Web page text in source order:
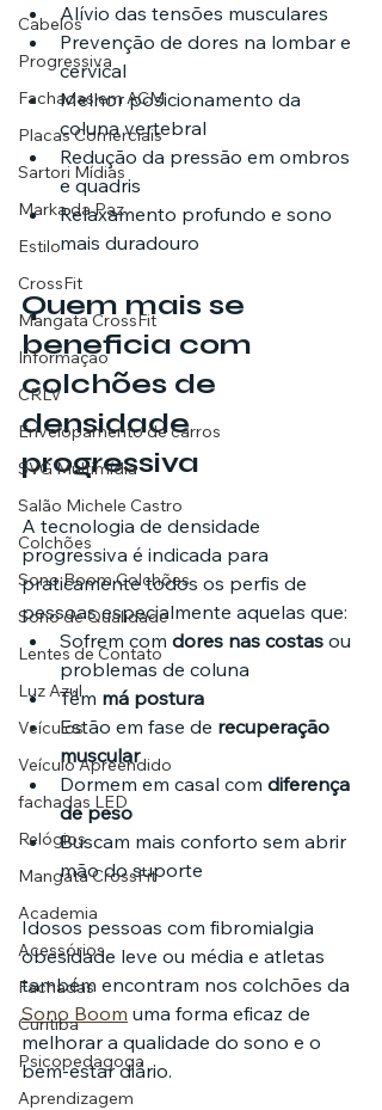
Cabelos
Progressiva
Fachadas em ACM
Placas Comerciais
Sartori Mídias
Marka da Paz
Estilo
CrossFit
Mangata CrossFit
Informação
CRLV
Envelopamento de carros
SVG Multimídia
Salão Michele Castro
Colchões
Sono Boom Colchões
Sono de Qualidade
Lentes de Contato
Luz Azul
Veículos
Veículo Apreendido
fachadas LED
Relógios
Mangata CrossFit
Academia
Acessórios
Fachadas
Curitiba
Psicopedagoga
Aprendizagem
Alívio das tensões musculares
Prevenção de dores na lombar e
cervical
Melhor posicionamento da
coluna vertebral
Redução da pressão em ombros
e quadris
Relaxamento profundo e sono
mais duradouro
Quem mais se
beneficia com
colchões de
densidade
progressiva
A tecnologia de densidade
progressiva é indicada para
praticamente todos os perfis de
pessoas especialmente aquelas que:
Sofrem com dores nas costas ou
problemas de coluna
Têm má postura
Estão em fase de recuperação
muscular
Dormem em casal com diferença
de peso
Buscam mais conforto sem abrir
mão do suporte
Idosos pessoas com fibromialgia
obesidade leve ou média e atletas
também encontram nos colchões da
Sono Boom uma forma eficaz de
melhorar a qualidade do sono e o
bem-estar diário.